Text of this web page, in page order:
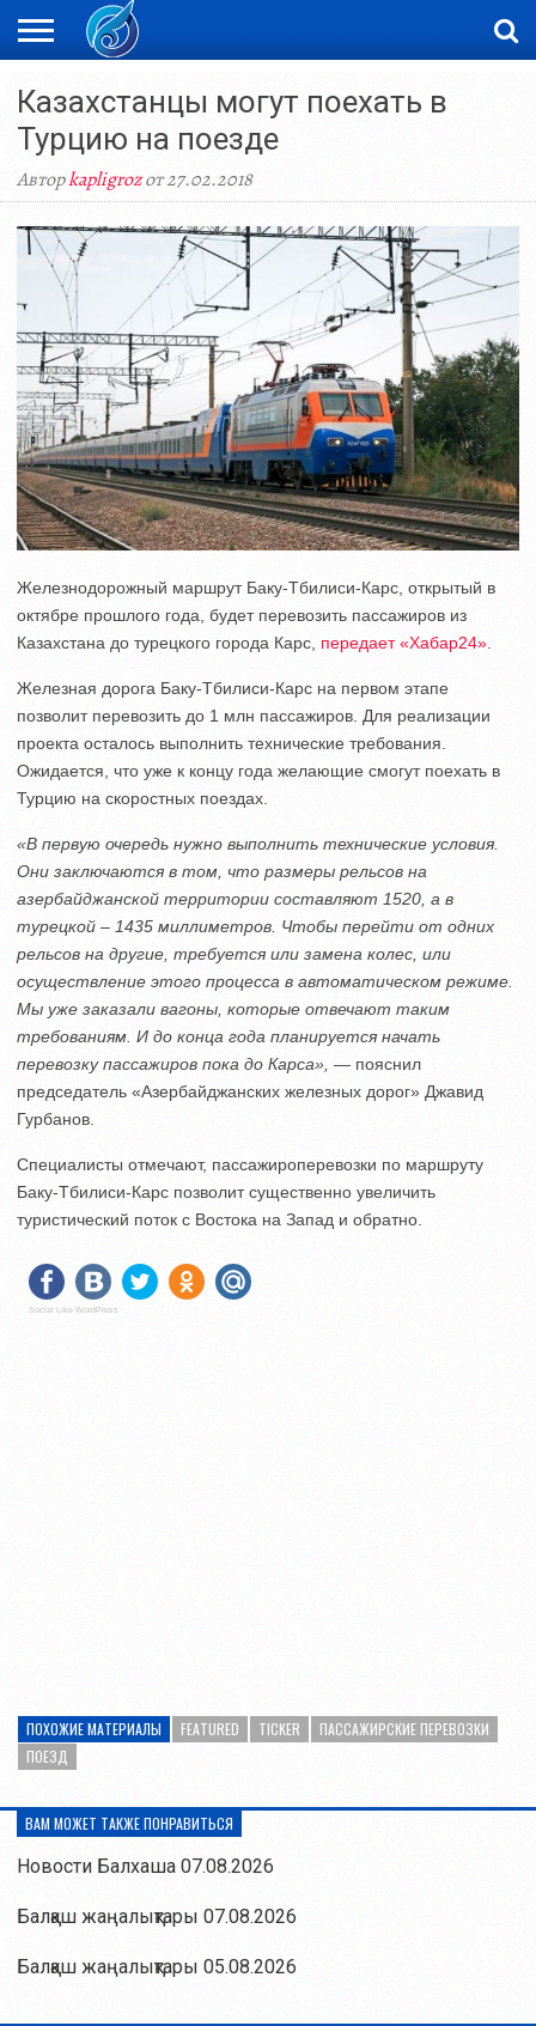
НОВОСТИ
ВИДЕО
ФОТОРЕПОРТАЖИ
ОРКЕН
Казахстанцы могут поехать в
Турцию на поезде
Авторkapligrozот 27.02.2018
Железнодорожный маршрут Баку-Тбилиси-Карс, открытый в
октябре прошлого года, будет перевозить пассажиров из
Казахстана до турецкого города Карс, передает «Хабар24».
Железная дорога Баку-Тбилиси-Карс на первом этапе
позволит перевозить до 1 млн пассажиров. Для реализации
проекта осталось выполнить технические требования.
Ожидается, что уже к концу года желающие смогут поехать в
Турцию на скоростных поездах.
«В первую очередь нужно выполнить технические условия.
Они заключаются в том, что размеры рельсов на
азербайджанской территории составляют 1520, а в
турецкой – 1435 миллиметров. Чтобы перейти от одних
рельсов на другие, требуется или замена колес, или
осуществление этого процесса в автоматическом режиме.
Мы уже заказали вагоны, которые отвечают таким
требованиям. И до конца года планируется начать
перевозку пассажиров пока до Карса», ― пояснил
председатель «Азербайджанских железных дорог» Джавид
Гурбанов.
Специалисты отмечают, пассажироперевозки по маршруту
Баку-Тбилиси-Карс позволит существенно увеличить
туристический поток с Востока на Запад и обратно.
Social Like WordPress
ПОХОЖИЕ МАТЕРИАЛЫ FEATURED TICKER
ПАССАЖИРСКИЕ ПЕРЕВОЗКИ
ПОЕЗД
ВАМ МОЖЕТ ТАКЖЕ ПОНРАВИТЬСЯ
Новости Балхаша 07.08.2026
Балқаш жаңалықтары 07.08.2026
Балқаш жаңалықтары 05.08.2026